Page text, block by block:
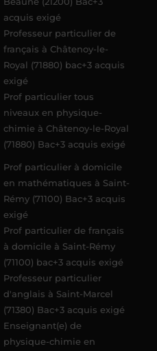
acquis exigé
Professeur particulier de
français à Châtenoy-le-
Royal (71880) bac+3 acquis
exigé
Prof particulier tous
niveaux en physique-
chimie à Châtenoy-le-Royal
(71880) Bac+3 acquis exigé
Prof particulier à domicile
en mathématiques à Saint-
Rémy (71100) Bac+3 acquis
exigé
Prof particulier de français
à domicile à Saint-Rémy
(71100) bac+3 acquis exigé
Professeur particulier
d'anglais à Saint-Marcel
(71380) Bac+3 acquis exigé
Enseignant(e) de
physique-chimie en